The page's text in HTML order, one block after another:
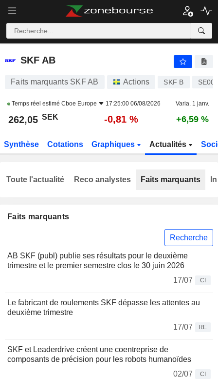
SKF AB
SKF AB
Faits marquants SKF AB Actions SKF B
Temps réel estimé Cboe Europe 17:25:00 06/08/2026 Varia. 1 janv.
262,05 SEK -0,81 % +6,59 %
Synthèse Cotations Graphiques Actualités
Faits marquants
Recherche
AB SKF (publ) publie ses résultats pour le deuxième
trimestre et le premier semestre clos le 30 juin 2026
17/07
CI
Le fabricant de roulements SKF dépasse les attentes au
deuxième trimestre
17/07
RE
SKF et Leaderdrive créent une coentreprise de
composants de précision pour les robots humanoïdes
02/07
CI
Toute l'actualité Reco analystes Faits marquants